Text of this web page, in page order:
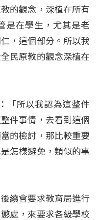
的觀念，深植在所有
是在學生，尤其是老
，這個部分。所以我
民原教的觀念深植在
「所以我認為這整件
件事情，去看到這個
的檢討，那比較重要
怎樣避免，類似的事
續會要求教育局進行
處，來要求各級學校